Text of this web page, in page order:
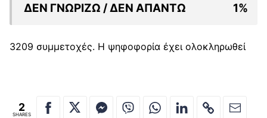
1%
ΔΕΝ ΓΝΩΡΙΖΩ / ΔΕΝ ΑΠΑΝΤΩ
3209 συμμετοχές. Η ψηφοφορία έχει ολοκληρωθεί
2
SHARES